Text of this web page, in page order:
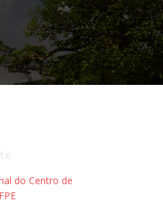
do Centro de